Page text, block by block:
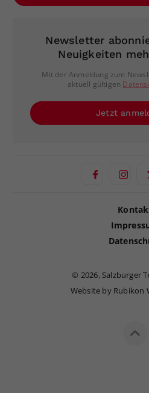
Newsletter
Neuigkeiten
Mit der Anmeldung zum
aktuell gültigen
Jetzt
© 2026, Salzburger
Website by Rubikon